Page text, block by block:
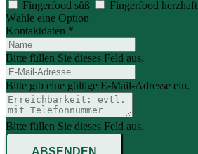
Fingerfood süß
Fingerfood herzhaft
Wähle eine Option
Kontaktdaten *
Bitte füllen Sie dieses Feld aus.
Bitte gib eine gültige E-Mail-Adresse ein.
Bitte füllen Sie dieses Feld aus.
ABSENDEN